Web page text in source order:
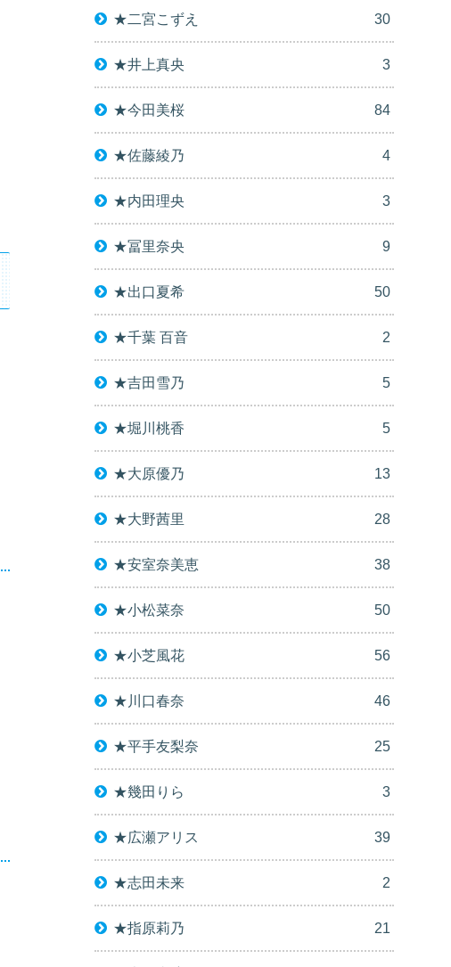
★二宮こずえ 30
★井上真央 3
★今田美桜 84
★佐藤綾乃 4
★内田理央 3
★冨里奈央 9
★出口夏希 50
★千葉 百音 2
★吉田雪乃 5
★堀川桃香 5
★大原優乃 13
★大野茜里 28
★安室奈美恵 38
★小松菜奈 50
★小芝風花 56
★川口春奈 46
★平手友梨奈 25
★幾田りら 3
★広瀬アリス 39
★志田未来 2
★指原莉乃 21